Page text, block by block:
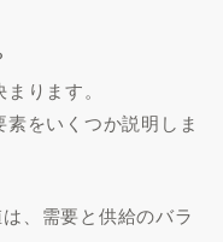
ります。
をいくつか説明しま
、需要と供給のバラ